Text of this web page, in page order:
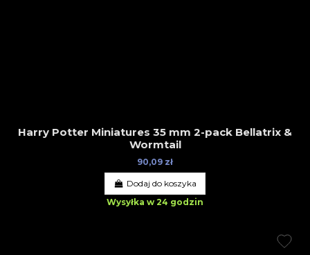
Harry Potter Miniatures 35 mm 2-pack Bellatrix &
Wormtail
90,09 zł
Dodaj do koszyka
Wysyłka w 24 godzin